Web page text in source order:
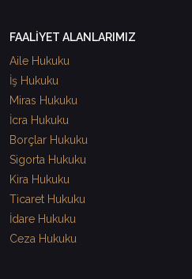
FAALİYET ALANLARIMIZ
Aile Hukuku
İş Hukuku
Miras Hukuku
İcra Hukuku
Borçlar Hukuku
Sigorta Hukuku
Kira Hukuku
Ticaret Hukuku
İdare Hukuku
Ceza Hukuku